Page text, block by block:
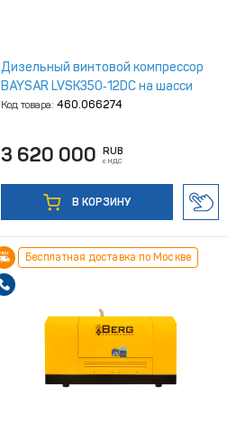
Дизельный винтовой компрессор
BAYSAR LVSK350‑12DС на шасси
Код товара: 460.066274
3 620 000 RUB
с НДС
В КОРЗИНУ
Бесплатная доставка по Москве